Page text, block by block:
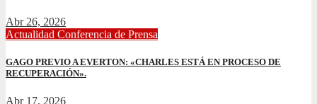
Abr 26, 2026
Actualidad Conferencia de Prensa
GAGO PREVIO A EVERTON: «CHARLES ESTÁ EN PROCESO DE
RECUPERACIÓN».
Abr 17, 2026